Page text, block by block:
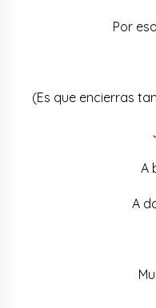
Por
(Es que encierras
A
A